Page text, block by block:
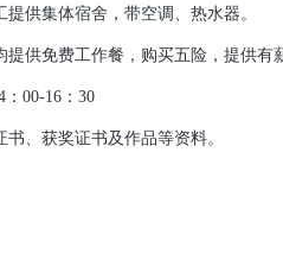
供集体宿舍，带空调、热水器。
免费工作餐，购买五险，提供有
00-16：30
、获奖证书及作品等资料。